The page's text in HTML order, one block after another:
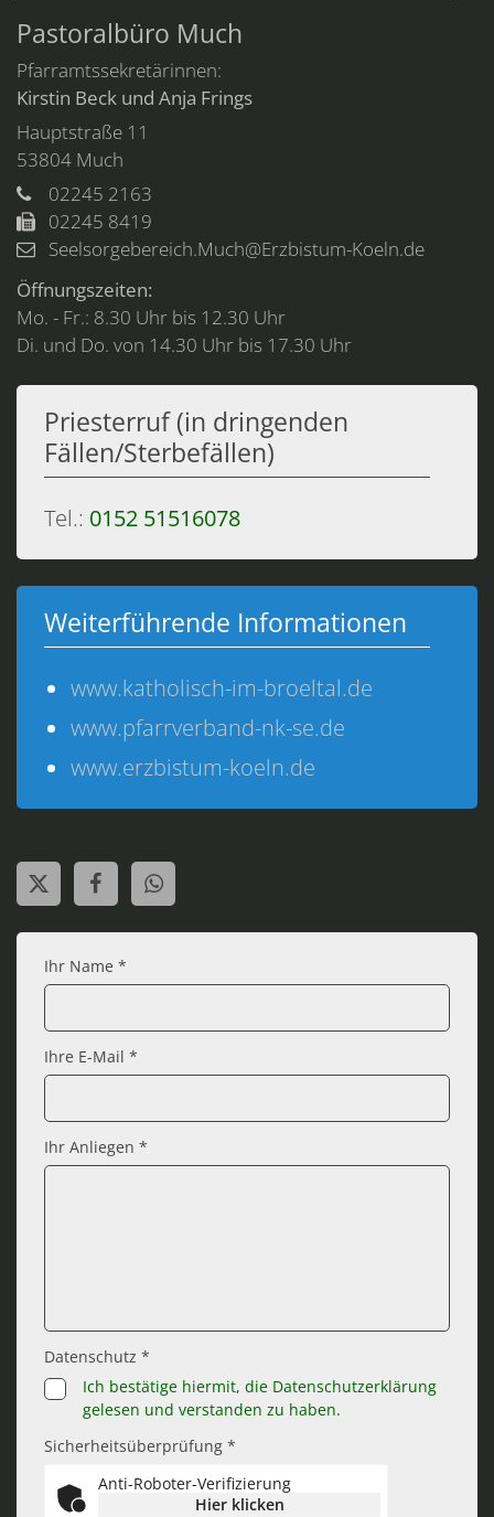
Ihr Name *
Ihre E-Mail *
Ihr Anliegen *
Datenschutz *
Ich bestätige hiermit, die Datenschutzerklärung
gelesen und verstanden zu haben.
Sicherheitsüberprüfung *
Anti-Roboter-Verifizierung
Hier klicken
Pastoralbüro Much
Pfarramtssekretärinnen:
Kirstin Beck und Anja Frings
Hauptstraße 11
53804 Much
02245 2163
02245 8419
Seelsorgebereich.Much@Erzbistum-Koeln.de
Öffnungszeiten:
Mo. - Fr.: 8.30 Uhr bis 12.30 Uhr
Di. und Do. von 14.30 Uhr bis 17.30 Uhr
Priesterruf (in dringenden
Fällen/Sterbefällen)
Tel.: 0152 51516078
Weiterführende Informationen
www.katholisch-im-broeltal.de
www.pfarrverband-nk-se.de
www.erzbistum-koeln.de